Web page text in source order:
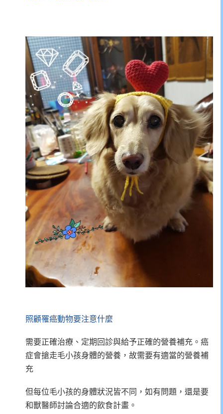
照顧罹癌動物要注意什麼
需要正確治療、定期回診與給予正確的營養補充。癌
症會搶走毛小孩身體的營養，故需要有適當的營養補
充
但每位毛小孩的身體狀況皆不同，如有問題，還是要
和獸醫師討論合適的飲食計畫。